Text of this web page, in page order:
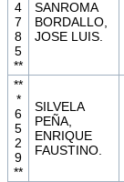
4
7
8
5
**
SANROMA
BORDALLO,
JOSE LUIS.
**
*
6
5
2
9
**
SILVELA
PEÑA,
ENRIQUE
FAUSTINO.